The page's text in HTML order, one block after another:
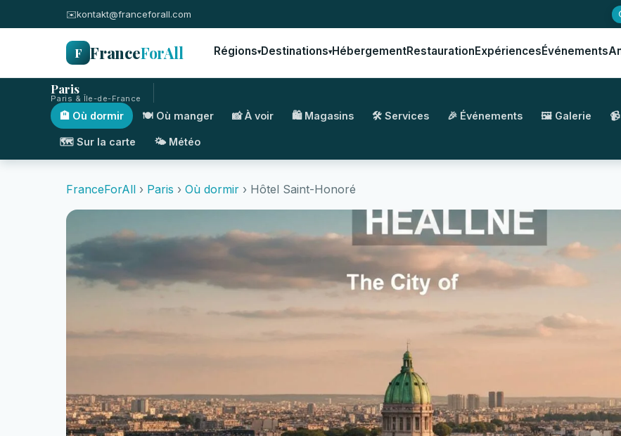
✉️kontakt@franceforall.com
F FranceForAll Régions▾Destinations▾HébergementRestaurationExpériencesÉvénements
Paris
Paris & Île-de-France
🏨 Où dormir 🍽️ Où manger 📸 À voir 🛍️ Magasins 🛠️ Services 🎉 Événements 🖼️ Galerie
🗺️ Sur la carte 🌤️ Météo
FranceForAll › Paris › Où dormir › Hôtel Saint-Honoré